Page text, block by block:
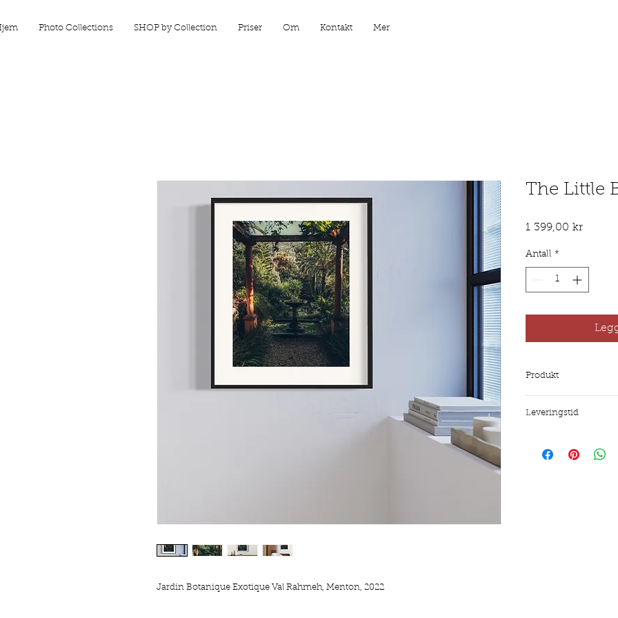
Photo Collections SHOP by Collection Priser Om Kontakt Mer
Jardin Botanique Exotique Val Rahmeh, Menton, 2022
The Little
1 399,00 krPris
Antall *
Produkt
Leveringstid